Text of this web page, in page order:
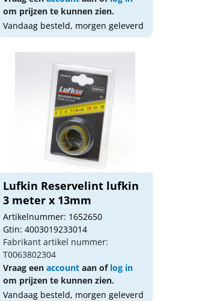
om prijzen te kunnen zien.
Vandaag besteld, morgen geleverd
Lufkin Reservelint lufkin
3 meter x 13mm
Artikelnummer: 1652650
Gtin: 4003019233014
Fabrikant artikel nummer:
T0063802304
Vraag eenaccount aan of log in
om prijzen te kunnen zien.
Vandaag besteld, morgen geleverd